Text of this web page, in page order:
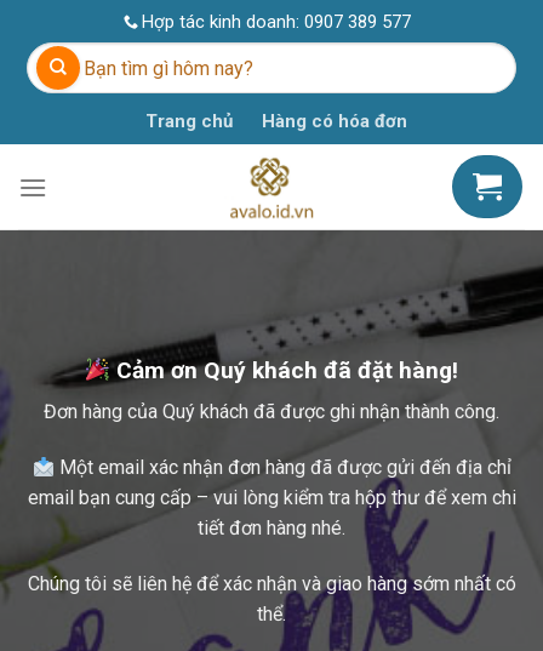
content
Hợp tác kinh doanh: 0907 389 577
Tìm
kiếm:
Trang chủ Hàng có hóa đơn
Cảm ơn Quý khách đã đặt hàng!
Đơn hàng của Quý khách đã được ghi nhận thành công.
Một email xác nhận đơn hàng đã được gửi đến địa chỉ
email bạn cung cấp – vui lòng kiểm tra hộp thư để xem chi
tiết đơn hàng nhé.
Chúng tôi sẽ liên hệ để xác nhận và giao hàng sớm nhất có
thể.